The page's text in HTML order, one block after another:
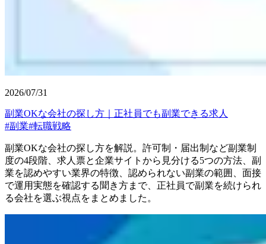
2026/07/31
副業OKな会社の探し方｜正社員でも副業できる求人
#副業#転職戦略
副業OKな会社の探し方を解説。許可制・届出制など副業制
度の4段階、求人票と企業サイトから見分ける5つの方法、副
業を認めやすい業界の特徴、認められない副業の範囲、面接
で運用実態を確認する聞き方まで、正社員で副業を続けられ
る会社を選ぶ視点をまとめました。